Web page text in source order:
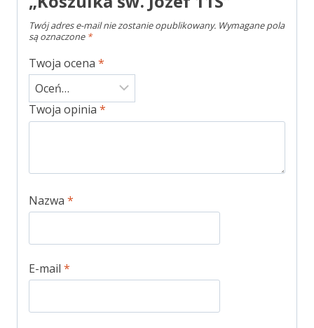
Twój adres e-mail nie zostanie opublikowany. Wymagane pola
są oznaczone *
Twoja ocena *
Twoja opinia *
Nazwa *
E-mail *